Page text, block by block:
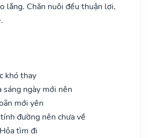
lắng. Chăn nuôi đều thuận lợi,
khó thay
sáng ngày mới nên
mới yên
đường nên chưa về
tìm đi